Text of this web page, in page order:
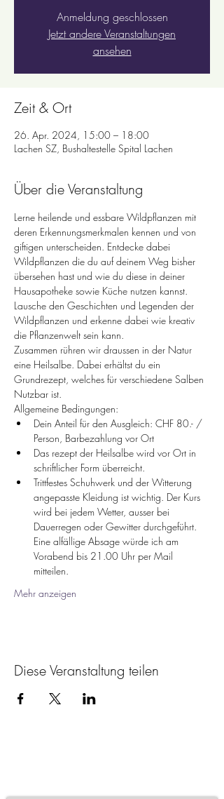
Anmeldung geschlossen
Jetzt andere Veranstaltungen
ansehen
Zeit & Ort
26. Apr. 2024, 15:00 – 18:00
Lachen SZ, Bushaltestelle Spital Lachen
Über die Veranstaltung
Lerne heilende und essbare Wildpflanzen mit
deren Erkennungsmerkmalen kennen und von
giftigen unterscheiden. Entdecke dabei
Wildpflanzen die du auf deinem Weg bisher
übersehen hast und wie du diese in deiner
Hausapotheke sowie Küche nutzen kannst.
Lausche den Geschichten und Legenden der
Wildpflanzen und erkenne dabei wie kreativ
die Pflanzenwelt sein kann.
Zusammen rühren wir draussen in der Natur
eine Heilsalbe. Dabei erhältst du ein
Grundrezept, welches für verschiedene Salben
Nutzbar ist.
Allgemeine Bedingungen:
Dein Anteil für den Ausgleich: CHF 80.- /
Person, Barbezahlung vor Ort
Das rezept der Heilsalbe wird vor Ort in
schriftlicher Form überreicht.
Trittfestes Schuhwerk und der Witterung
angepasste Kleidung ist wichtig. Der Kurs
wird bei jedem Wetter, ausser bei
Dauerregen oder Gewitter durchgeführt.
Eine alfällige Absage würde ich am
Vorabend bis 21.00 Uhr per Mail
mitteilen.
Mehr anzeigen
Diese Veranstaltung teilen